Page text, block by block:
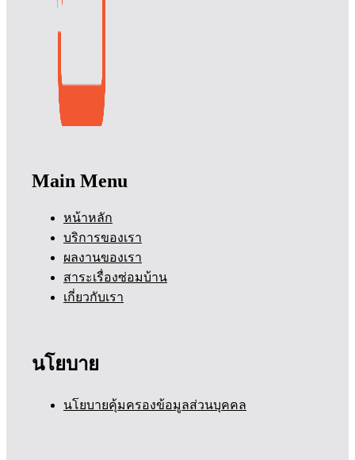
Main Menu
หน้าหลัก
บริการของเรา
ผลงานของเรา
สาระเรื่องซ่อมบ้าน
เกี่ยวกับเรา
นโยบาย
นโยบายคุ้มครองข้อมูลส่วนบุคคล